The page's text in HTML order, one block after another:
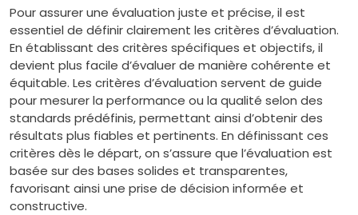
Pour assurer une évaluation juste et précise, il est
essentiel de définir clairement les critères d’évaluation.
En établissant des critères spécifiques et objectifs, il
devient plus facile d’évaluer de manière cohérente et
équitable. Les critères d’évaluation servent de guide
pour mesurer la performance ou la qualité selon des
standards prédéfinis, permettant ainsi d’obtenir des
résultats plus fiables et pertinents. En définissant ces
critères dès le départ, on s’assure que l’évaluation est
basée sur des bases solides et transparentes,
favorisant ainsi une prise de décision informée et
constructive.